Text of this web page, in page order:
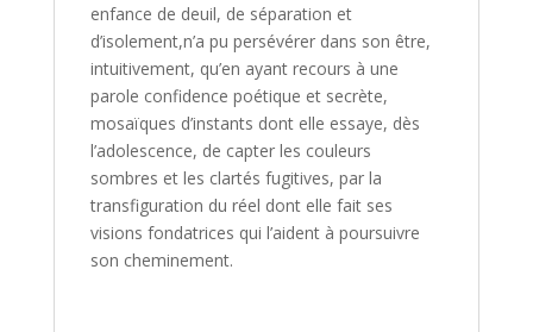
enfance de deuil, de séparation et
d’isolement,n’a pu persévérer dans son être,
intuitivement, qu’en ayant recours à une
parole confidence poétique et secrète,
mosaïques d’instants dont elle essaye, dès
l’adolescence, de capter les couleurs
sombres et les clartés fugitives, par la
transfiguration du réel dont elle fait ses
visions fondatrices qui l’aident à poursuivre
son cheminement.